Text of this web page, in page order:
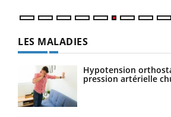
LES MALADIES
Hypotension
pression artérielle